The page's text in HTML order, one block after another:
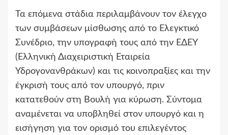
Τα επόμενα στάδια περιλαμβάνουν τον έλεγχο
των συμβάσεων μίσθωσης από το Ελεγκτικό
Συνέδριο, την υπογραφή τους από την ΕΔΕΥ
(Ελληνική Διαχειριστική Εταιρεία
Υδρογονανθράκων) και τις κοινοπραξίες και την
έγκρισή τους από τον υπουργό, πριν
κατατεθούν στη Βουλή για κύρωση. Σύντομα
αναμένεται να υποβληθεί στον υπουργό και η
εισήγηση για τον ορισμό του επιλεγέντος